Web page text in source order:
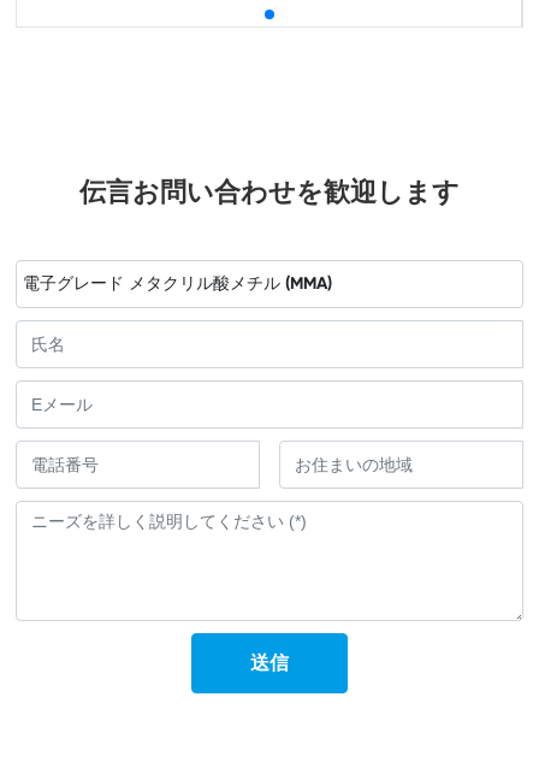
伝言お問い合わせを歓迎します
電子グレード メタクリル酸メチル (MMA)
送信